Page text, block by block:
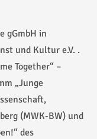
gGmbH in
und Kultur e.V. .
Together“ –
„Junge
(MWK-BW) und
des